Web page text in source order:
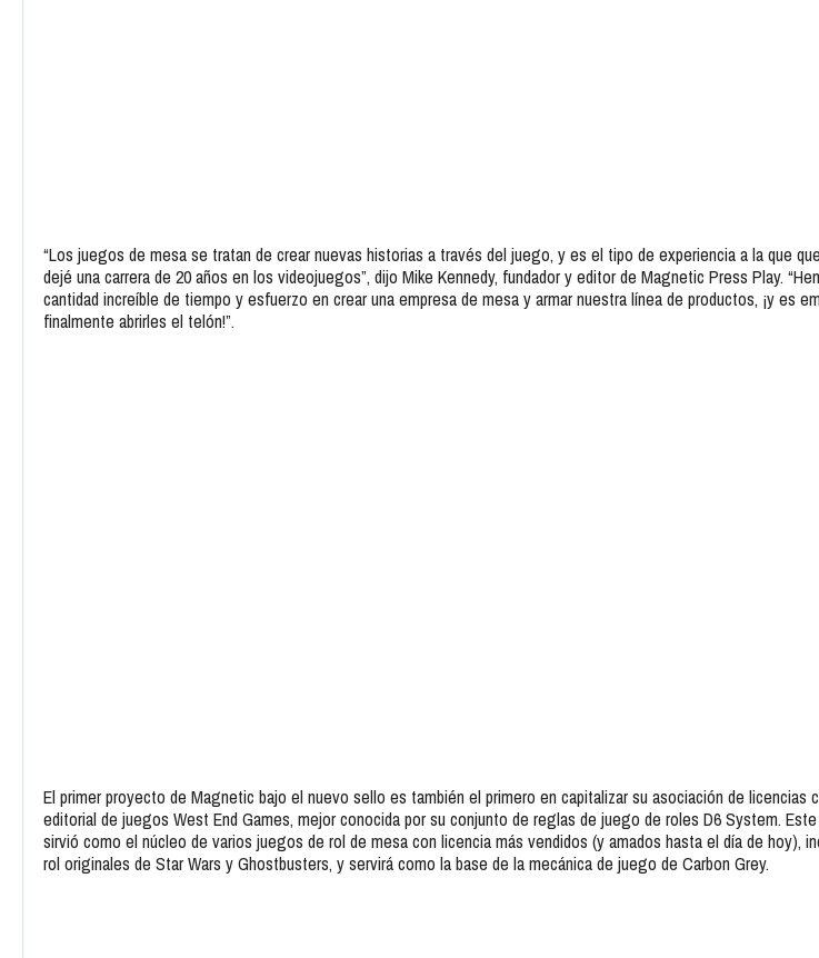
“Los juegos de mesa se tratan de crear nuevas historias a través del juego, y es el tipo de experiencia a la que
dejé una carrera de 20 años en los videojuegos”, dijo Mike Kennedy, fundador y editor de Magnetic Press Play.
cantidad increíble de tiempo y esfuerzo en crear una empresa de mesa y armar nuestra línea de productos, ¡y es
finalmente abrirles el telón!”.
El primer proyecto de Magnetic bajo el nuevo sello es también el primero en capitalizar su asociación de licencias
editorial de juegos West End Games, mejor conocida por su conjunto de reglas de juego de roles D6 System.
sirvió como el núcleo de varios juegos de rol de mesa con licencia más vendidos (y amados hasta el día de hoy),
rol originales de Star Wars y Ghostbusters, y servirá como la base de la mecánica de juego de Carbon Grey.